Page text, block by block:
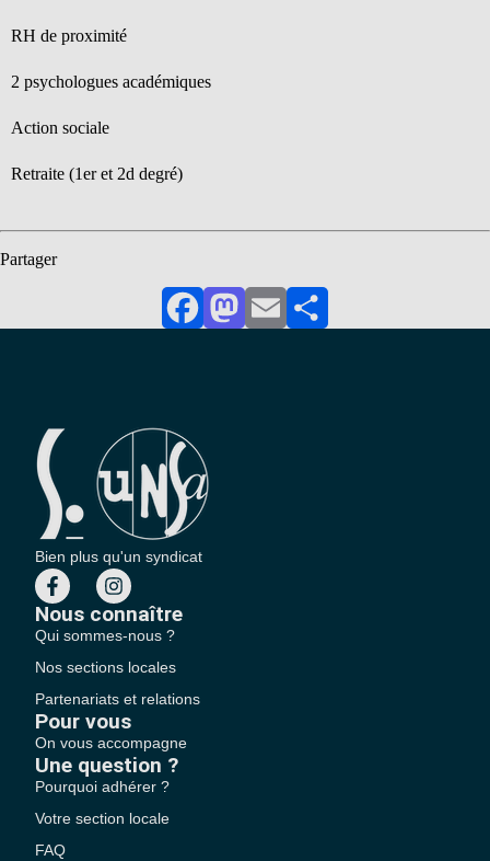
RH de proximité
2 psychologues académiques
Action sociale
Retraite (1er et 2d degré)
Partager
FacebookMastodon
EmailPartager
Bien plus qu'un syndicat
Nous connaître
Qui sommes-nous ?
Nos sections locales
Partenariats et relations
Pour vous
On vous accompagne
Une question ?
Pourquoi adhérer ?
Votre section locale
FAQ